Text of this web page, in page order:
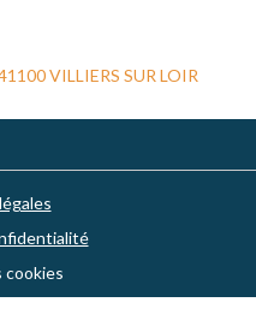
VILLIERS SUR LOIR
cookies